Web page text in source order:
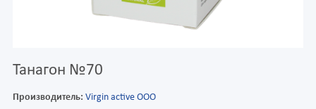
Танагон №70
Производитель: Virgin active ООО